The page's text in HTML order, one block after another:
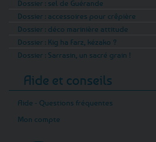
Dossier : sel de Guérande
Dossier : accessoires pour crêpière
Dossier : déco marinière attitude
Dossier : Kig ha Farz, kézako ?
Dossier : Sarrasin, un sacré grain !
Aide et conseils
Aide - Questions fréquentes
Mon compte